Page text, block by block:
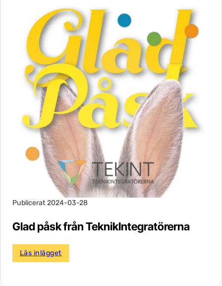
Publicerat 2024-03-28
Glad påsk från TeknikIntegratörerna
Läs inlägget